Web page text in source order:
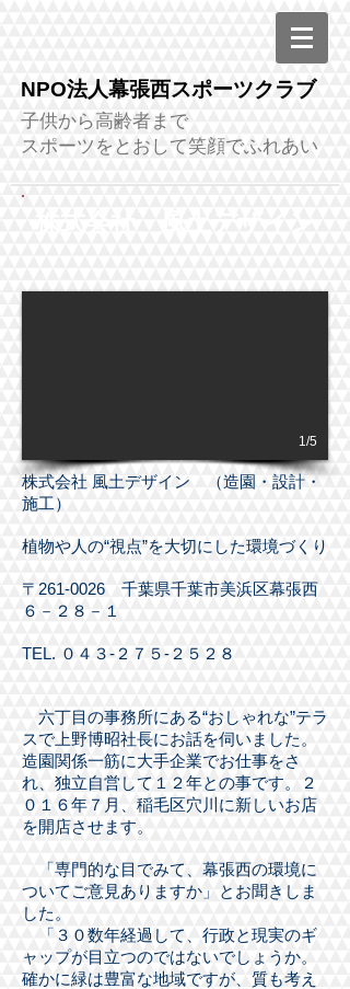
NPO法人幕張西スポーツクラブ
子供から高齢者まで
スポーツをとおして笑顔でふれあい
1/5
株式会社 風土デザイン （造園・設計・
施工）
植物や人の“視点”を大切にした環境づくり
〒261-0026 千葉県千葉市美浜区幕張西
６－２８－１
TEL. ０４３-２７５-２５２８
六丁目の事務所にある“おしゃれな”テラ
スで上野博昭社長にお話を伺いました。
造園関係一筋に大手企業でお仕事をさ
れ、独立自営して１２年との事です。２
０１６年７月、稲毛区穴川に新しいお店
を開店させます。
「専門的な目でみて、幕張西の環境に
ついてご意見ありますか」とお聞きしま
した。
「３０数年経過して、行政と現実のギ
ャップが目立つのではないでしょうか。
確かに緑は豊富な地域ですが、質も考え